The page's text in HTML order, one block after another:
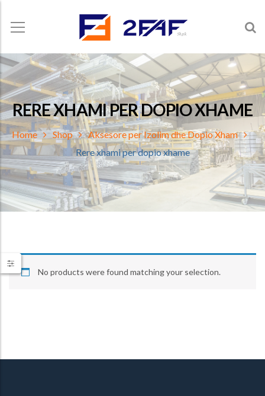
RERE XHAMI PER DOPIO XHAME
Home Shop
Aksesore per Izolim dhe Dopio Xham
Rere xhami per dopio xhame
No products were found matching your selection.